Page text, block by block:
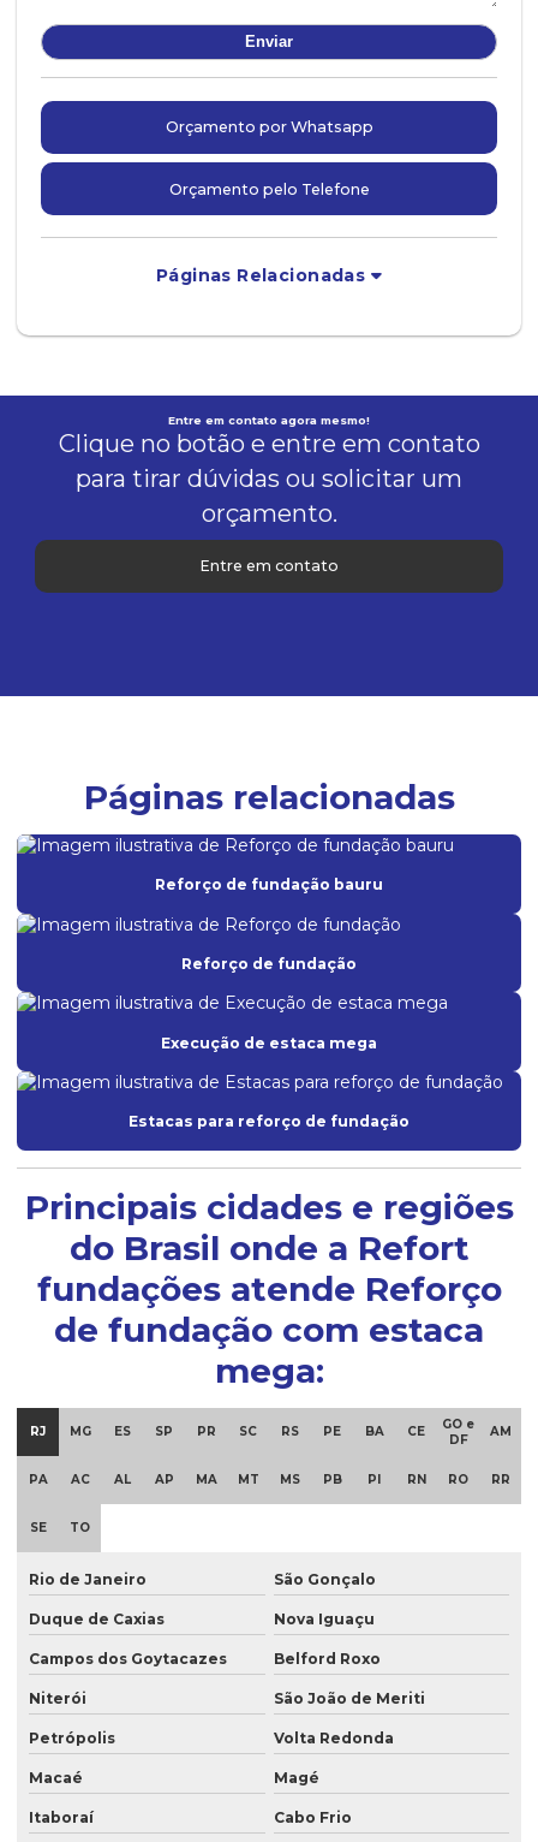
Orçamento por Whatsapp
Orçamento pelo Telefone
Páginas Relacionadas
Entre em contato agora mesmo!
Clique no botão e entre em contato
para tirar dúvidas ou solicitar um
orçamento.
Entre em contato
Páginas relacionadas
Reforço de fundação bauru
Reforço de fundação
Execução de estaca mega
Estacas para reforço de fundação
Principais cidades e regiões
do Brasil onde a Refort
fundações atende Reforço
de fundação com estaca
mega:
RJ MG ES SP PR SC RS PE BA CE
GO e
DF
AM
PA AC AL AP MA MT MS PB PI RN RO RR
SE TO
Rio de Janeiro São Gonçalo
Duque de Caxias Nova Iguaçu
Campos dos Goytacazes Belford Roxo
Niterói São João de Meriti
Petrópolis Volta Redonda
Macaé Magé
Itaboraí Cabo Frio